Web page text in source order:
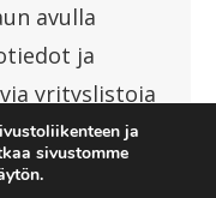
avulla
ja
yrityslistoja
ja
sivustomme